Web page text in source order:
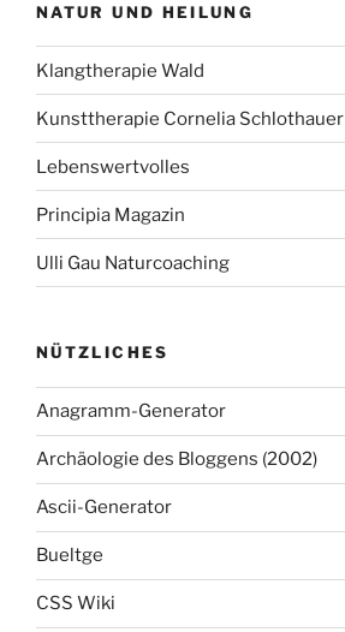
NATUR UND HEILUNG
Klangtherapie Wald
Kunsttherapie Cornelia Schlothauer
Lebenswertvolles
Principia Magazin
Ulli Gau Naturcoaching
NÜTZLICHES
Anagramm-Generator
Archäologie des Bloggens (2002)
Ascii-Generator
Bueltge
CSS Wiki